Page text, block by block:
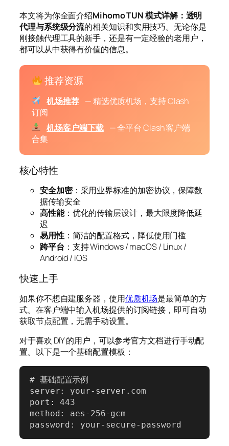
本文将为你全面介绍Mihomo TUN 模式详解：透明
代理与系统级分流的相关知识和实用技巧。无论你是
刚接触代理工具的新手，还是有一定经验的老用户，
都可以从中获得有价值的信息。
推荐资源
机场推荐 — 精选优质机场，支持 Clash
订阅
机场客户端下载 — 全平台 Clash 客户端
合集
核心特性
安全加密：采用业界标准的加密协议，保障数
据传输安全
高性能：优化的传输层设计，最大限度降低延
迟
易用性：简洁的配置格式，降低使用门槛
跨平台 ：支持 Windows / macOS / Linux /
Android / iOS
快速上手
如果你不想自建服务器，使用优质机场是最简单的方
式。在客户端中输入机场提供的订阅链接，即可自动
获取节点配置，无需手动设置。
对于喜欢 DIY 的用户，可以参考官方文档进行手动配
置。以下是一个基础配置模板：
# 基础配置示例
server: your-server.com
port: 443
method: aes-256-gcm
password: your-secure-password